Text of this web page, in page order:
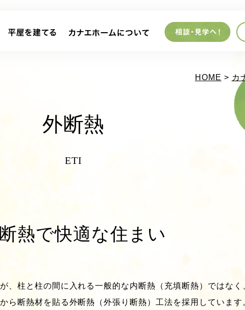
HOME > カ
外断熱
ETI
熱で快適な住まい
、柱と柱の間に入れる一般的な内断熱（充填断熱）ではなく
ら断熱材を貼る外断熱（外張り断熱）工法を採用しています